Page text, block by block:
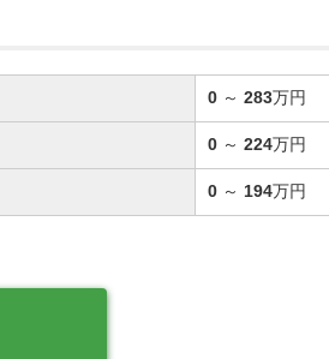
0 ～ 283万円
0 ～ 224万円
0 ～ 194万円